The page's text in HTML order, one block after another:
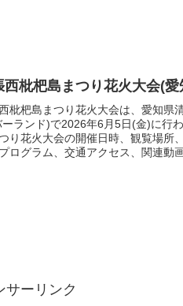
西枇杷島まつり花火大会(
枇杷島まつり花火大会は、愛知県
ーランド)で2026年6月5日(金)に行
り花火大会の開催日時、観覧場所
ログラム、交通アクセス、関連動
サーリンク